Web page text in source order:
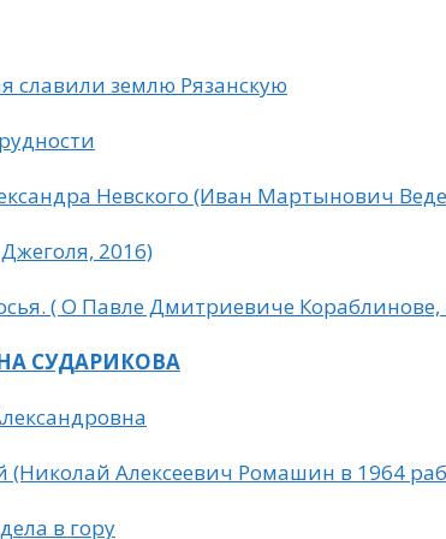
славили землю Рязанскую
Невского (Иван Мартынович
2016)
( О Павле Дмитриевиче
СУДАРИКОВА
(Николай Алексеевич Ромашин в 1964
в гору